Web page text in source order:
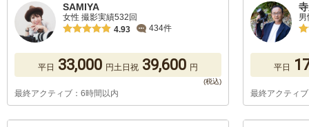
SAMIYA
女性 撮影実績532回
4.93
434件
平日 33,000 円土日祝 39,600 円
最終アクティブ：6時間以内
平日
最終アクティ